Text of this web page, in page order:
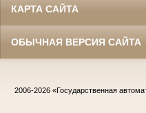
КАРТА САЙТА
ОБЫЧНАЯ ВЕРСИЯ САЙТА
2006-2026 «Государственная